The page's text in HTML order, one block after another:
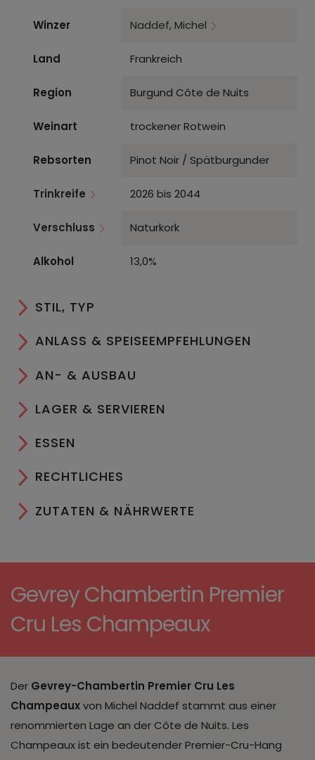
Winzer Naddef, Michel
Land Frankreich
Region Burgund Côte de Nuits
Weinart trockener Rotwein
Rebsorten Pinot Noir / Spätburgunder
Trinkreife 2026 bis 2044
Verschluss Naturkork
Alkohol 13,0%
STIL, TYP
ANLASS & SPEISEEMPFEHLUNGEN
AN- & AUSBAU
LAGER & SERVIEREN
ESSEN
RECHTLICHES
ZUTATEN & NÄHRWERTE
Gevrey Chambertin Premier
Cru Les Champeaux
Der Gevrey-Chambertin Premier Cru Les
Champeauxvon Michel Naddef stammt aus einer
renommierten Lage an der Côte de Nuits. Les
Champeaux ist ein bedeutender Premier-Cru-Hang